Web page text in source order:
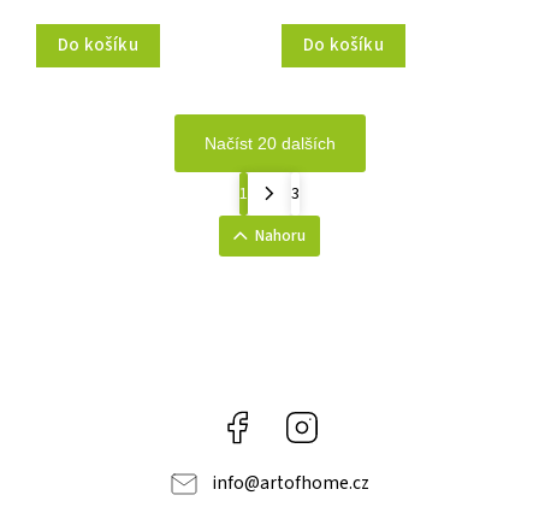
Do košíku Do košíku
Načíst 20 dalších
1
3
Nahoru
Facebook
info@artofhome.cz